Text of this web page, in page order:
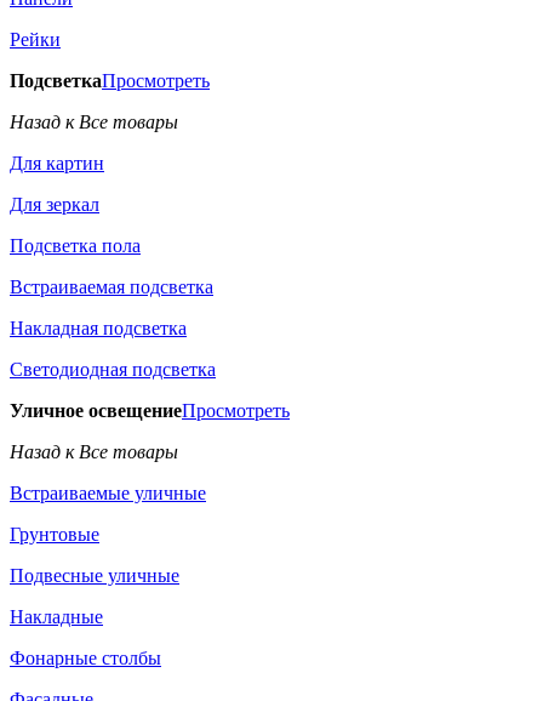
Рейки
ПодсветкаПросмотреть
Назад к Все товары
Для картин
Для зеркал
Подсветка пола
Встраиваемая подсветка
Накладная подсветка
Светодиодная подсветка
Уличное освещениеПросмотреть
Назад к Все товары
Встраиваемые уличные
Грунтовые
Подвесные уличные
Накладные
Фонарные столбы